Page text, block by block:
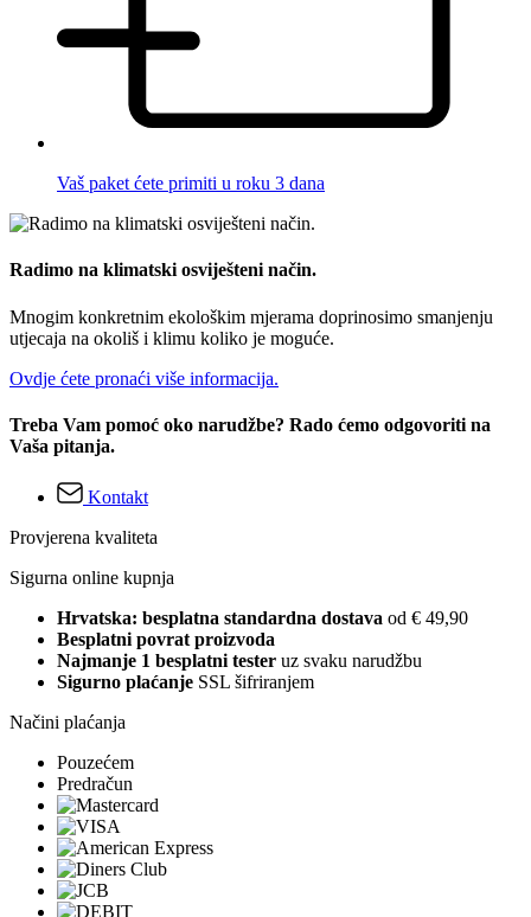
Vaš paket ćete primiti u roku 3 dana
Radimo na klimatski osviješteni način.
Mnogim konkretnim ekološkim mjerama doprinosimo smanjenju
utjecaja na okoliš i klimu koliko je moguće.
Ovdje ćete pronaći više informacija.
Treba Vam pomoć oko narudžbe? Rado ćemo odgovoriti na
Vaša pitanja.
Kontakt
Provjerena kvaliteta
Sigurna online kupnja
Hrvatska: besplatna standardna dostava od € 49,90
Besplatni povrat proizvoda
Najmanje 1 besplatni tester uz svaku narudžbu
Sigurno plaćanje SSL šifriranjem
Načini plaćanja
Pouzećem
Predračun